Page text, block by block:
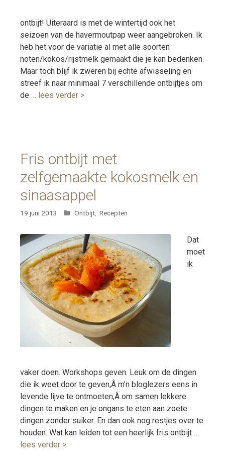
ontbijt! Uiteraard is met de wintertijd ook het
seizoen van de havermoutpap weer aangebroken. Ik
heb het voor de variatie al met alle soorten
noten/kokos/rijstmelk gemaakt die je kan bedenken.
Maar toch blijf ik zweren bij echte afwisseling en
streef ik naar minimaal 7 verschillende ontbijtjes om
de … lees verder >
Fris ontbijt met
zelfgemaakte kokosmelk en
sinaasappel
19 juni 2013 Categorieën
Ontbijt Recepten
Dat
moet
ik
vaker doen. Workshops geven. Leuk om de dingen
die ik weet door te geven,Â m’n bloglezers eens in
levende lijve te ontmoeten,Â om samen lekkere
dingen te maken en je ongans te eten aan zoete
dingen zonder suiker. En dan ook nog restjes over te
houden. Wat kan leiden tot een heerlijk fris ontbijt …
lees verder >